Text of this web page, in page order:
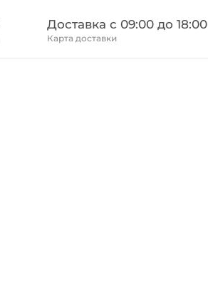
Доставка c 09:00 до 18:00
Карта доставки